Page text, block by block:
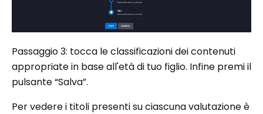
Passaggio 3: tocca le classificazioni dei contenuti
appropriate in base all'età di tuo figlio. Infine premi il
pulsante “Salva”.
Per vedere i titoli presenti su ciascuna valutazione è